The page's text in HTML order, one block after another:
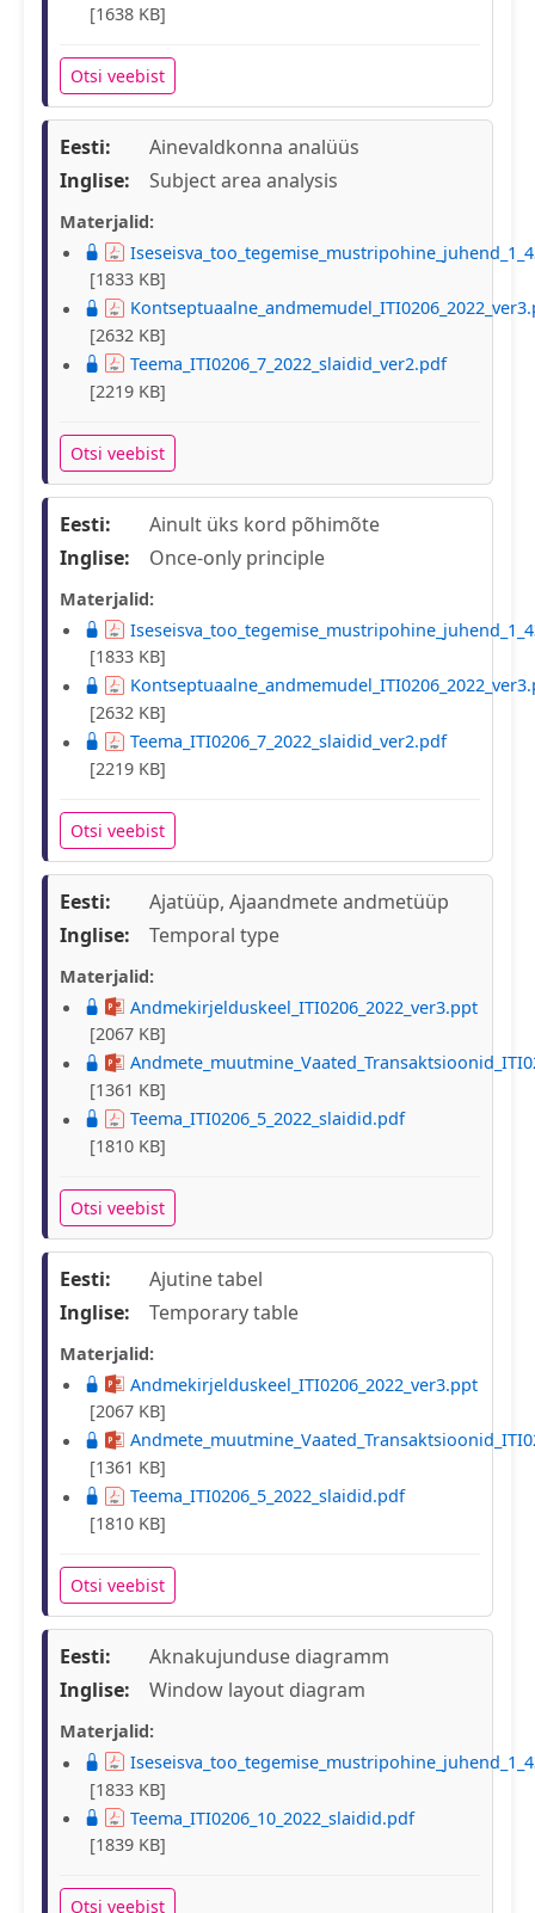
[1638 KB]
Otsi veebist
Eesti:
Ainevaldkonna analüüs
Inglise:
Subject area analysis
Materjalid:
[1833 KB]
[2632 KB]
Teema_ITI0206_7_2022_slaidid_ver2.pdf
[2219 KB]
Otsi veebist
Eesti:
Ainult üks kord põhimõte
Inglise:
Once-only principle
Materjalid:
[1833 KB]
[2632 KB]
Teema_ITI0206_7_2022_slaidid_ver2.pdf
[2219 KB]
Otsi veebist
Eesti:
Ajatüüp, Ajaandmete andmetüüp
Inglise:
Temporal type
Materjalid:
Andmekirjelduskeel_ITI0206_2022_ver3.ppt
[2067 KB]
[1361 KB]
Teema_ITI0206_5_2022_slaidid.pdf
[1810 KB]
Otsi veebist
Eesti:
Ajutine tabel
Inglise:
Temporary table
Materjalid:
Andmekirjelduskeel_ITI0206_2022_ver3.ppt
[2067 KB]
[1361 KB]
Teema_ITI0206_5_2022_slaidid.pdf
[1810 KB]
Otsi veebist
Eesti:
Aknakujunduse diagramm
Inglise:
Window layout diagram
Materjalid:
[1833 KB]
Teema_ITI0206_10_2022_slaidid.pdf
[1839 KB]
Otsi veebist